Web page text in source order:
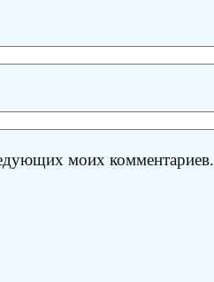
моих комментариев.